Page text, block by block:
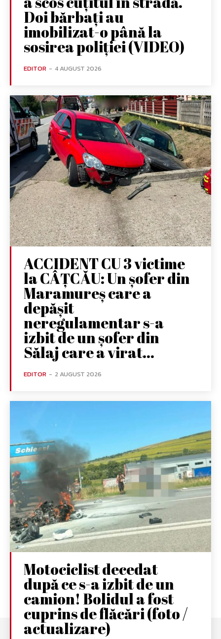
Doi bărbați au
imobilizat-o până la
sosirea poliției (VIDEO)
EDITOR - 4 AUGUST 2026
ACCIDENT CU 3 victime
la CÂȚCĂU: Un șofer din
Maramureș care a
depășit
neregulamentar s-a
izbit de un șofer din
Sălaj care a virat...
EDITOR - 2 AUGUST 2026
Motociclist decedat
după ce s-a izbit de un
camion! Bolidul a fost
cuprins de flăcări (foto /
actualizare)